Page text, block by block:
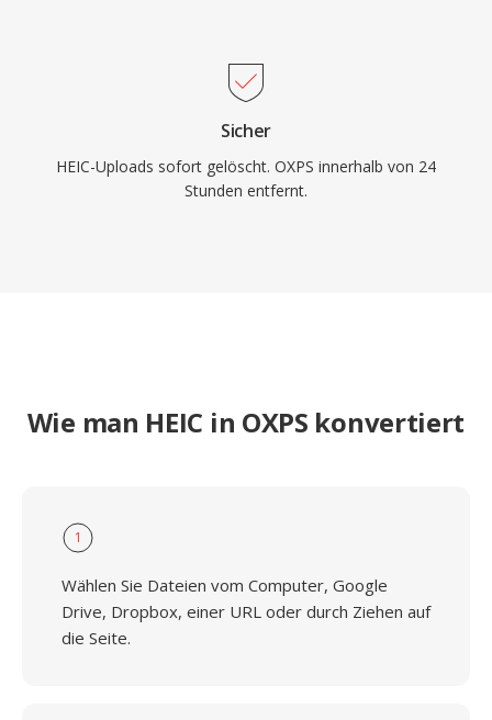
Sicher
HEIC-Uploads sofort gelöscht. OXPS innerhalb von 24
Stunden entfernt.
Wie man HEIC in OXPS konvertiert
1
Wählen Sie Dateien vom Computer, Google
Drive, Dropbox, einer URL oder durch Ziehen auf
die Seite.